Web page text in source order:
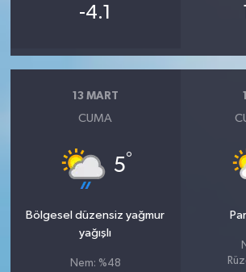
-4.1
13 MART
CUMA
5°
Bölgesel düzensiz yağmur
yağışlı
Nem: %48